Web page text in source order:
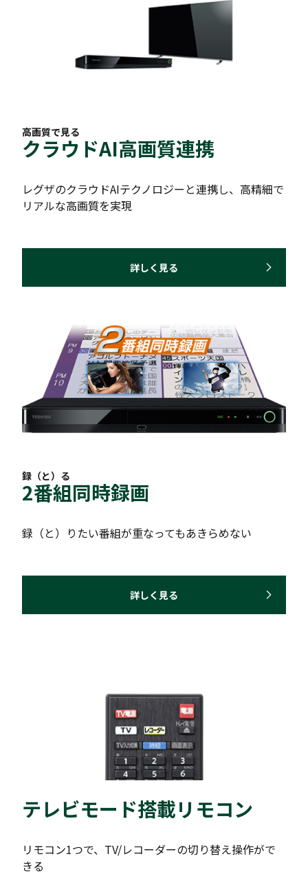
高画質で見る
クラウドAI高画質連携
レグザのクラウドAIテクノロジーと連携し、高精細で
リアルな高画質を実現
詳しく見る
録（と）る
2番組同時録画
録（と）りたい番組が重なってもあきらめない
詳しく見る
テレビモード搭載リモコン
リモコン1つで、TV/レコーダーの切り替え操作がで
きる